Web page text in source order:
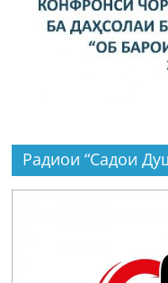
Радиои “Садои